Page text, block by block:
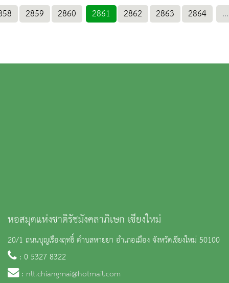
2859 2860 2861 2862 2863 2864 ...
หอสมุดแห่งชาติรัชมังคลาภิเษก เชียงใหม่
20/1 ถนนบุญเรืองฤทธิ์ ตำบลหายยา อำเภอเมือง จังหวัดเชียงใหม่ 50100
: 0 5327 8322
: nlt.chiangmai@hotmail.com